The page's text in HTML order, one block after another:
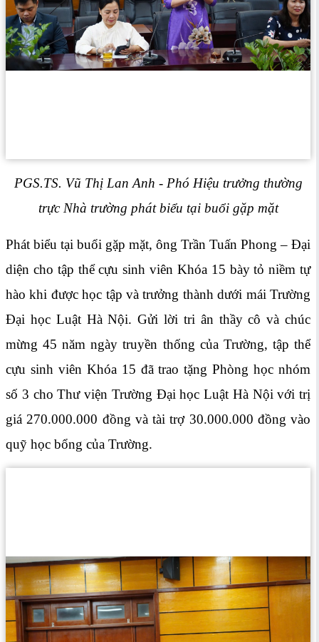
PGS.TS. Vũ Thị Lan Anh - Phó Hiệu trưởng thường
trực Nhà trường phát biểu tại buổi gặp mặt
Phát biểu tại buổi gặp mặt, ông Trần Tuấn Phong – Đại
diện cho tập thể cựu sinh viên Khóa 15 bày tỏ niềm tự
hào khi được học tập và trưởng thành dưới mái Trường
Đại học Luật Hà Nội. Gửi lời tri ân thầy cô và chúc
mừng 45 năm ngày truyền thống của Trường, tập thể
cựu sinh viên Khóa 15 đã trao tặng Phòng học nhóm
số 3 cho Thư viện Trường Đại học Luật Hà Nội với trị
giá 270.000.000 đồng và tài trợ 30.000.000 đồng vào
quỹ học bổng của Trường.